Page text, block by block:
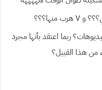
وVهرب منها؟؟؟
ربما اعتقد بأنها مجرد
من هذا القبيل؟